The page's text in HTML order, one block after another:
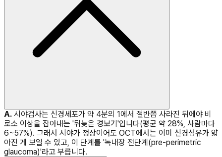
A. 시야검사는 신경세포가 약 4분의 1에서 절반쯤 사라진 뒤에야 비
로소 이상을 잡아내는 '뒤늦은 경보기'입니다(평균 약 28%, 사람마다
6~57%). 그래서 시야가 정상이어도 OCT에서는 이미 신경섬유가 얇
아진 게 보일 수 있고, 이 단계를 '녹내장 전단계(pre-perimetric
glaucoma)'라고 부릅니다.